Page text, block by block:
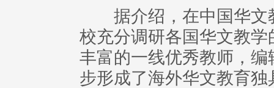
据介绍，在中国华文
校充分调研各国华文教
丰富的一线优秀教师，
步形成了海外华文教育